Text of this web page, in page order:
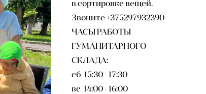
в сортировке вещей.
Звоните +375297932390
ЧАСЫ РАБОТЫ
ГУМАНИТАРНОГО
СКЛАДА:
сб 15:30 - 17:30
вс 14:00 - 16:00